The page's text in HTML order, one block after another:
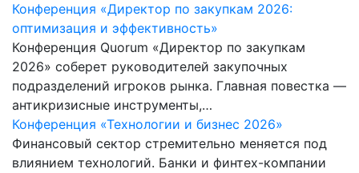
Конференция «Директор по закупкам 2026:
оптимизация и эффективность»
Конференция Quorum «Директор по закупкам
2026» соберет руководителей закупочных
подразделений игроков рынка. Главная повестка —
антикризисные инструменты,…
Конференция «Технологии и бизнес 2026»
Финансовый сектор стремительно меняется под
влиянием технологий. Банки и финтех-компании